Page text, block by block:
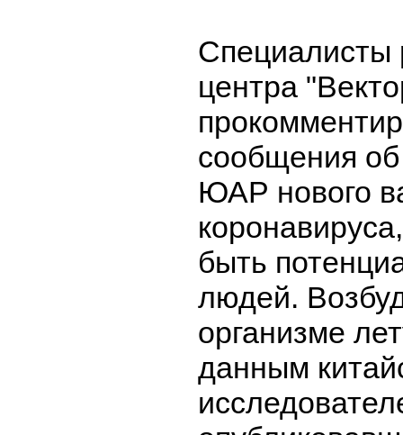
Специалисты
центра
сообщения
ЮАР нового
быть
людей.
организме
данным